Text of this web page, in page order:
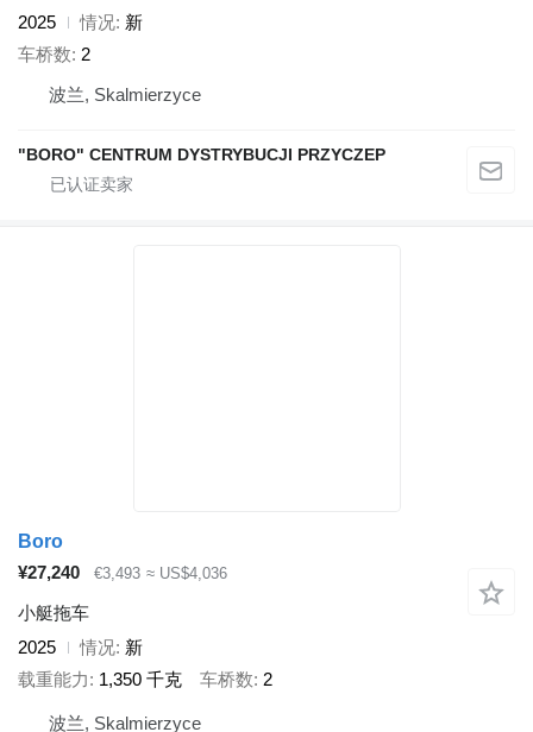
2025
情况 新
车桥数 2
波兰, Skalmierzyce
"BORO" CENTRUM DYSTRYBUCJI PRZYCZEP
Boro
¥27,240
€3,493 ≈ US$4,036
小艇拖车
2025
情况 新
载重能力
1,350 千克 车桥数 2
波兰, Skalmierzyce